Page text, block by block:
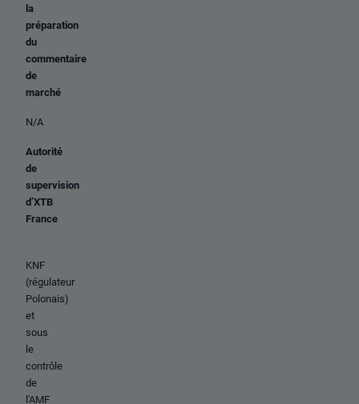
la
préparation
du
commentaire
de
marché
N/A
Autorité
de
supervision
d’XTB
France
KNF
(régulateur
Polonais)
et
sous
le
contrôle
de
l'AMF